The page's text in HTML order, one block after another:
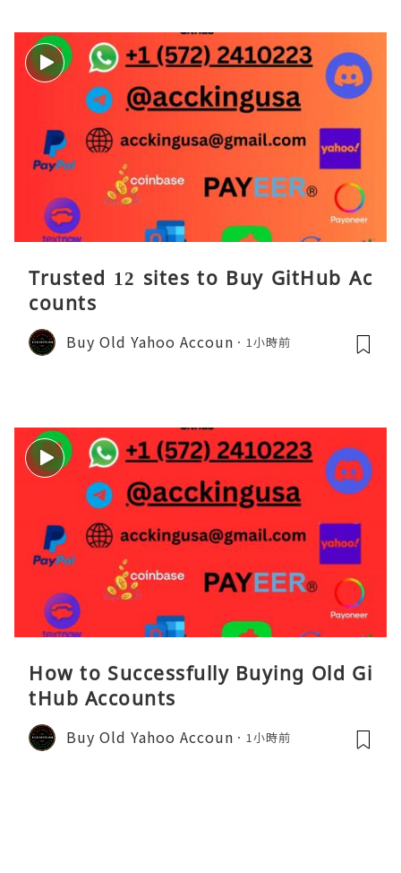
Trusted 12 sites to Buy GitHub Ac
counts
Buy Old Yahoo Accoun 1小時前
How to Successfully Buying Old Gi
tHub Accounts
Buy Old Yahoo Accoun 1小時前